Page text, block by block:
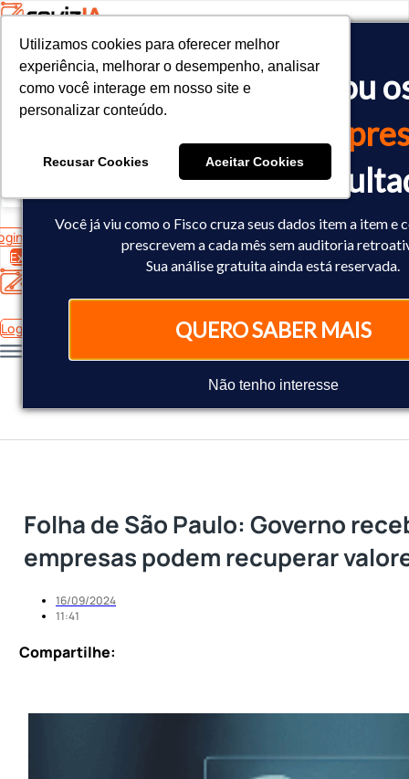
O Fisco já cruzou
dadosda sua
Você já sabe o
Você já viu como o Fisco cruza seus dados item a item e
prescrevem a cada mês sem auditoria
Sua análise gratuita ainda está reservada.
QUERO SABER MAIS
Não tenho interesse
Utilizamos cookies para oferecer melhor
experiência, melhorar o desempenho, analisar
como você interage em nosso site e
personalizar conteúdo.
Recusar Cookies Aceitar Cookies
Utilizamos cookies para oferecer melhor
experiência, melhorar o desempenho, analisar
como você interage em nosso site e
personalizar conteúdo.
Recusar Cookies Aceitar Cookies
<!-- Google tag (gtag.js) -->
<script async src="https://www.googletagmanager.com/gtag/
<script>
  window.dataLayer = window.dataLayer || [];
  gtag('config', 'AW-10793602440');
Experimente Grátis
Login
Folha de São Paulo: Governo
empresas podem recuperar
16/09/2024
11:41
Compartilhe: